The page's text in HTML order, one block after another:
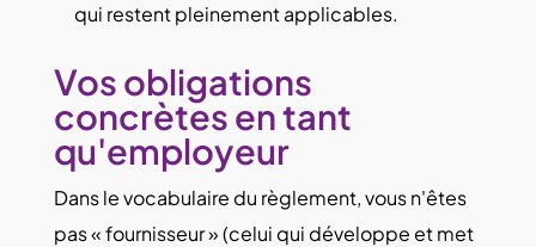
qui restent pleinement applicables.
Vos obligations
concrètes en tant
qu'employeur
Dans le vocabulaire du règlement, vous n'êtes
pas « fournisseur » (celui qui développe et met